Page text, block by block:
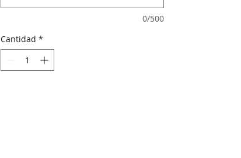
0/500
Cantidad *